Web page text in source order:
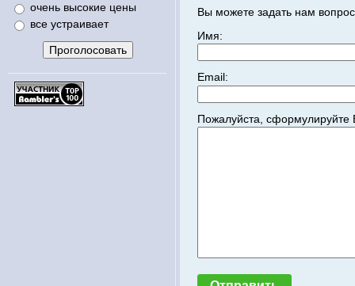
очень высокие цены
все устраивает
Вы можете задать нам
Имя:
Email:
Пожалуйста,